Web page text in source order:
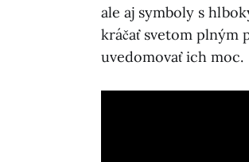
ale aj symboly s
kráčať svetom plným
uvedomovať ich moc.